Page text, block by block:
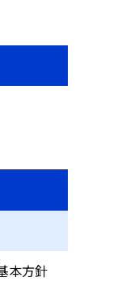
本方針